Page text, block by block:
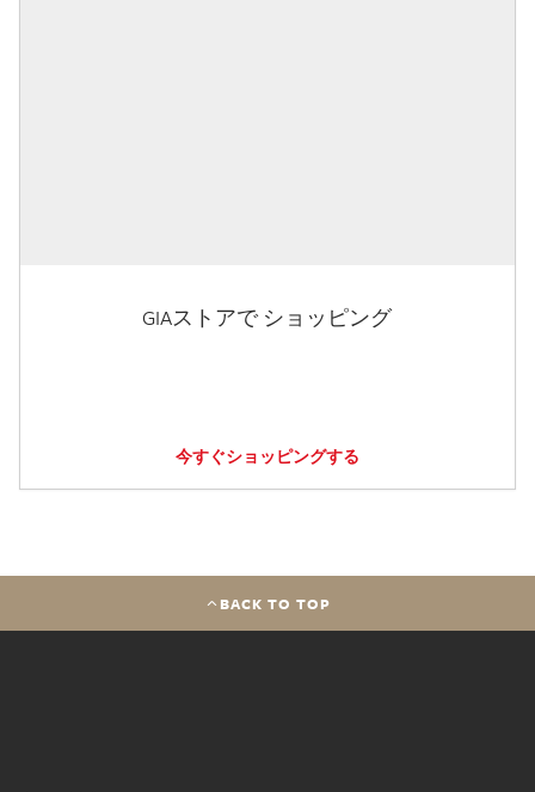
GIAストアで ショッピング
今すぐショッピングする
BACK TO TOP